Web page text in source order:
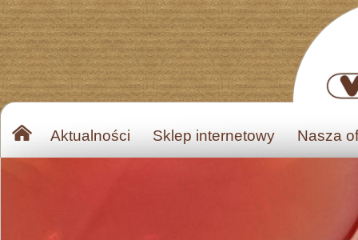
Aktualności Sklep internetowy Nasza